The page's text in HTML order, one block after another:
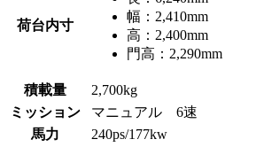
荷台内寸
幅： 2,410mm
高： 2,400mm
門高： 2,290mm
積載量
2,700kg
ミッション
マニュアル 6速
馬力
240ps/177kw